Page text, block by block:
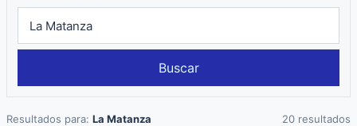
Buscar
Resultados para: La Matanza 20 resultados